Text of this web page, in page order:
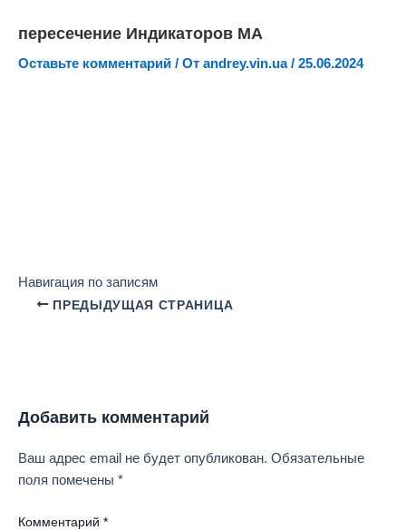
пересечение Индикаторов МА
Оставьте комментарий / От andrey.vin.ua/ 25.06.2024
Навигация по записям
ПРЕДЫДУЩАЯ СТРАНИЦА
Добавить комментарий
Ваш адрес email не будет опубликован. Обязательные
поля помечены *
Комментарий *